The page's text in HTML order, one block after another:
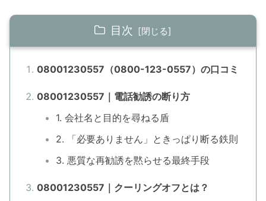
目次
08001230557（0800-123-0557）の口コミ
08001230557｜電話勧誘の断り方
1. 会社名と目的を尋ねる盾
2. 「必要ありません」ときっぱり断る鉄則
3. 悪質な再勧誘を黙らせる最終手段
08001230557｜クーリングオフとは？